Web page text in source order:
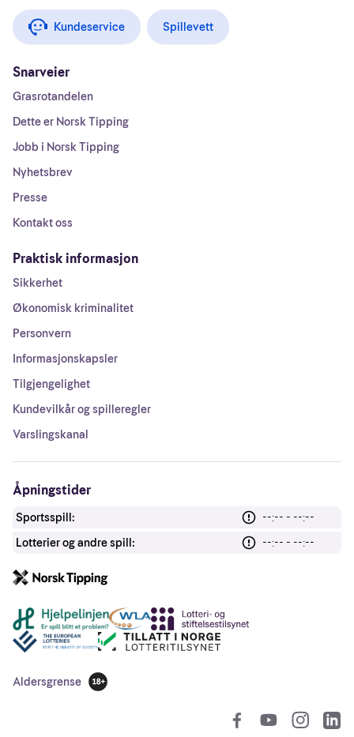
Kundeservice Spillevett
Snarveier
Grasrotandelen
Dette er Norsk Tipping
Jobb i Norsk Tipping
Nyhetsbrev
Presse
Kontakt oss
Praktisk informasjon
Sikkerhet
Økonomisk kriminalitet
Personvern
Informasjonskapsler
Tilgjengelighet
Kundevilkår og spilleregler
Varslingskanal
Åpningstider
Sportsspill:
--:-- - --:--
Lotterier og andre spill:
--:-- - --:--
Andre lenker
Aldersgrense
18 år